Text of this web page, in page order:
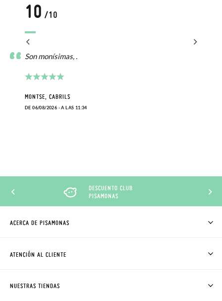
10 /10
Son monísimas, .
MONTSE, CABRILS
DE 06/08/2026 - A LAS 11:34
DESCUENTO CLUB
PISAMONAS
ACERCA DE PISAMONAS
CÓMO COMPRAR
ATENCIÓN AL CLIENTE
NUESTRAS TIENDAS